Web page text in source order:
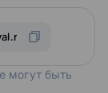
могут быть